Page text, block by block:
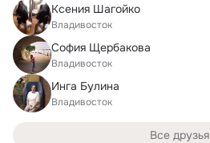
Ксения Шагойко
Владивосток
София Щербакова
Владивосток
Инга Булина
Владивосток
Все друзья